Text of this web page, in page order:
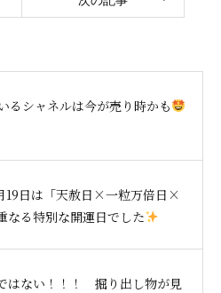
るシャネルは今が売り時かも
19日は「天赦日×一粒万倍日×
なる特別な開運日でした
はない！！！ 掘り出し物が見